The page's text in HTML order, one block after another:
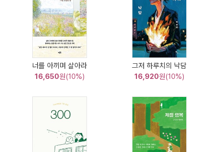
너를 아끼며 살아라
16,650원(10%)
그저 하루치의 낙담
16,920원(10%)